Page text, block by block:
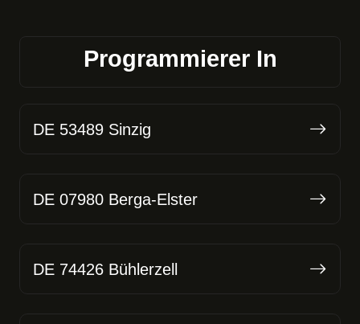
Programmierer In
DE 53489 Sinzig
DE 07980 Berga-Elster
DE 74426 Bühlerzell